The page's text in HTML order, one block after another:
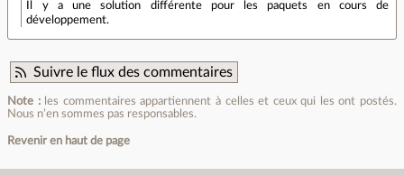
Il y a une solution différente pour les paquets en cours de
développement.
Suivre le flux des commentaires
Note :les commentaires appartiennent à celles et ceux qui les ont postés.
Nous n’en sommes pas responsables.
Revenir en haut de page